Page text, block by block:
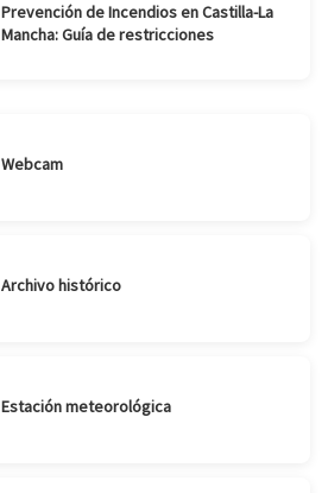
Prevención de Incendios en Castilla-La
Mancha: Guía de restricciones
Webcam
Archivo histórico
Estación meteorológica